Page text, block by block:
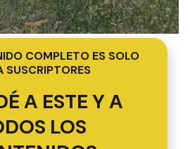
COMPLETO ES SOLO
SUSCRIPTORES
A ESTE Y A
LOS